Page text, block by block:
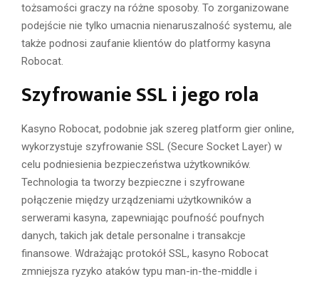
tożsamości graczy na różne sposoby. To zorganizowane
podejście nie tylko umacnia nienaruszalność systemu, ale
także podnosi zaufanie klientów do platformy kasyna
Robocat.
Szyfrowanie SSL i jego rola
Kasyno Robocat, podobnie jak szereg platform gier online,
wykorzystuje szyfrowanie SSL (Secure Socket Layer) w
celu podniesienia bezpieczeństwa użytkowników.
Technologia ta tworzy bezpieczne i szyfrowane
połączenie między urządzeniami użytkowników a
serwerami kasyna, zapewniając poufność poufnych
danych, takich jak detale personalne i transakcje
finansowe. Wdrażając protokół SSL, kasyno Robocat
zmniejsza ryzyko ataków typu man-in-the-middle i